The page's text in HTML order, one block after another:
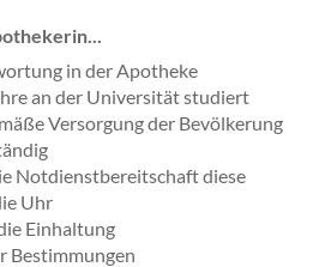
in der Apotheke
an der Universität studiert
Versorgung der Bevölkerung
Notdienstbereitschaft diese
Uhr
Einhaltung
Bestimmungen